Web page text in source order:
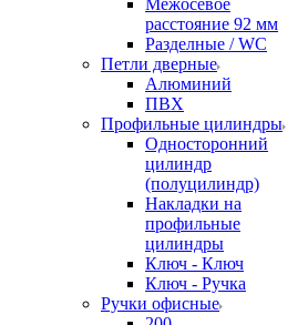
Межосевое
расстояние 92 мм
Разделные / WC
Петли дверные
Алюминий
ПВХ
Профильные цилиндры
Односторонний
цилиндр
(полуцилиндр)
Накладки на
профильные
цилиндры
Ключ - Ключ
Ключ - Ручка
Ручки офисные